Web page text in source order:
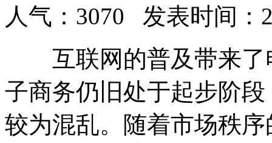
人气：3070 发表时间：
互联网的普及带来了
子商务仍旧处于起步阶
较为混乱。随着市场秩